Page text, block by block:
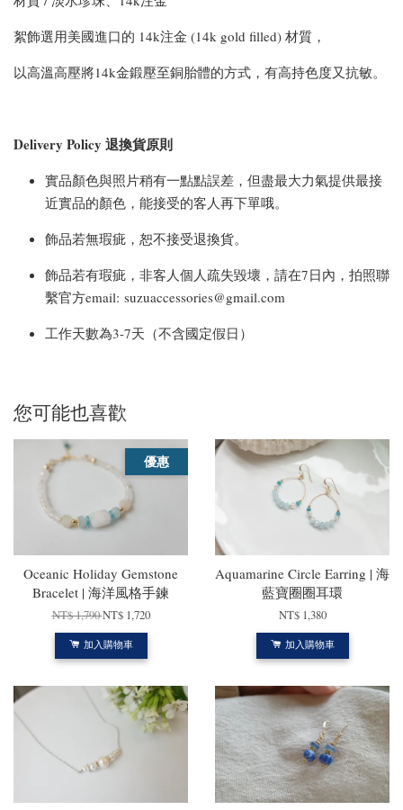
絮飾選用美國進口的 14k注金 (14k gold filled) 材質，
以高溫高壓將14k金鍛壓至銅胎體的方式，有高持色度又抗敏。
Delivery Policy 退換貨原則
實品顏色與照片稍有一點點誤差，但盡最大力氣提供最接
近實品的顏色，能接受的客人再下單哦。
飾品若無瑕疵，恕不接受退換貨。
飾品若有瑕疵，非客人個人疏失毀壞，請在7日內，拍照聯
繫官方email: suzuaccessories@gmail.com
工作天數為3-7天（不含國定假日）
您可能也喜歡
優惠
Oceanic Holiday Gemstone
Bracelet | 海洋風格手鍊
NT$ 1,790NT$ 1,720
加入購物車
Aquamarine Circle Earring | 海
藍寶圈圈耳環
NT$ 1,380
加入購物車